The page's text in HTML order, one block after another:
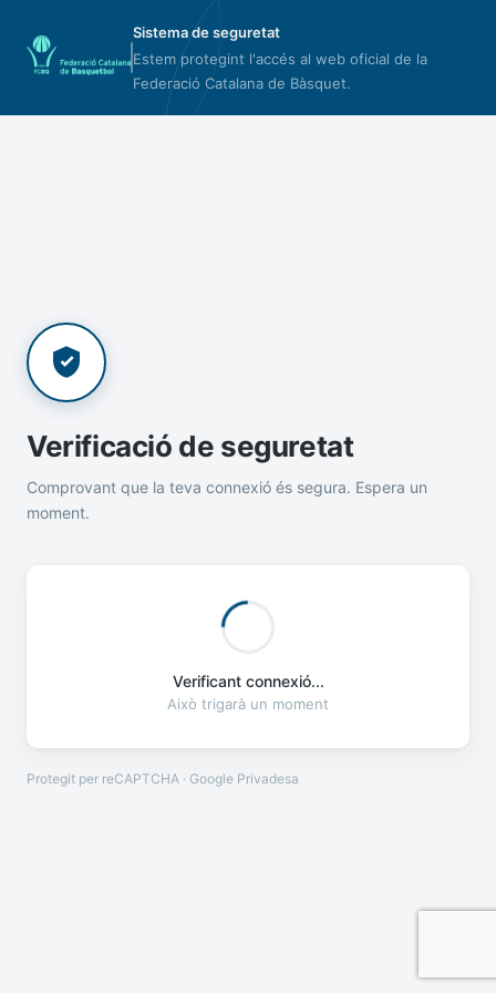
Sistema de seguretat
Estem protegint l'accés al web oficial de la
Federació Catalana de Bàsquet.
Verificació de seguretat
Comprovant que la teva connexió és segura. Espera un
moment.
Verificant connexió...
Això trigarà un moment
Protegit per reCAPTCHA · Google Privadesa